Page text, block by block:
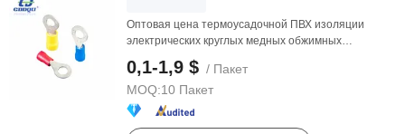
Оптовая цена термоусадочной ПВХ изоляции
электрических круглых медных обжимных
кольцевых клемм
0,1-1,9 $ / Пакет
MOQ:10 Пакет